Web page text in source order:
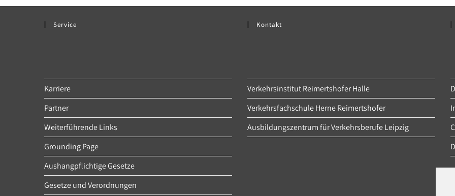
Service
Karriere
Partner
Weiterführende Links
Grounding Page
Aushangpflichtige Gesetze
Gesetze und Verordnungen
Kontakt
Verkehrsinstitut Reimertshofer Halle
Verkehrsfachschule Herne Reimertshofer
Ausbildungszentrum für Verkehrsberufe Leipzig